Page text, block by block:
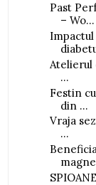
Past
– Wo...
Atelierul
...
Festin
din ...
Vraja
...